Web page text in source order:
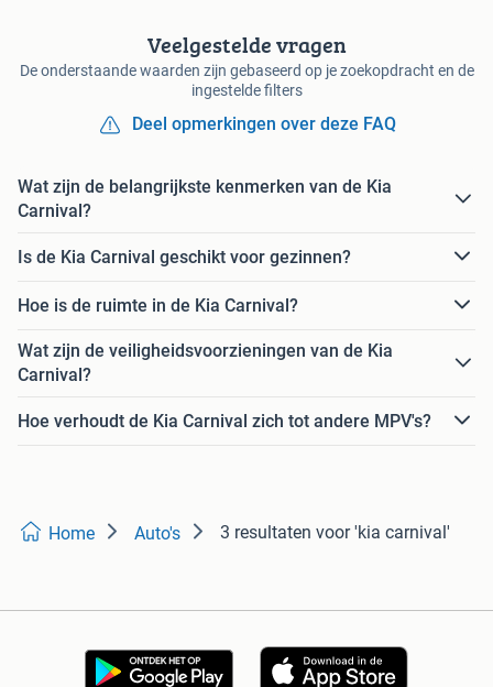
Veelgestelde vragen
De onderstaande waarden zijn gebaseerd op je zoekopdracht en de
ingestelde filters
Deel opmerkingen over deze FAQ
Wat zijn de belangrijkste kenmerken van de Kia
Carnival?
Is de Kia Carnival geschikt voor gezinnen?
Hoe is de ruimte in de Kia Carnival?
Wat zijn de veiligheidsvoorzieningen van de Kia
Carnival?
Hoe verhoudt de Kia Carnival zich tot andere MPV's?
Home Auto's 3 resultaten voor 'kia carnival'